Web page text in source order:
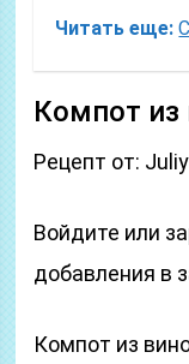
Читать еще:
Компот из
Рецепт от:
Войдите или
добавления в
Компот из